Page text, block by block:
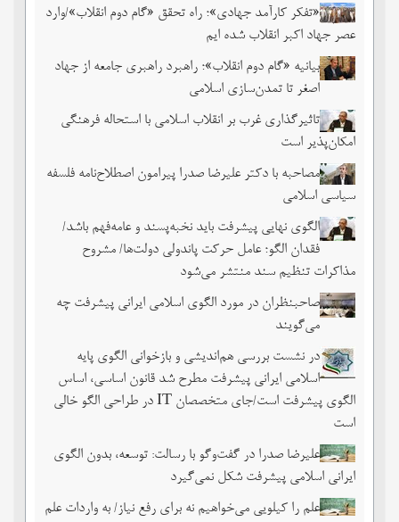
«تفکر کارآمد جهادی»؛ راه تحقق «گام دوم انقلاب»/وارد
عصر جهاد اکبر انقلاب شده ایم
بیانیه «گام دوم انقلاب»؛ راهبرد راهبری جامعه از جهاد
اصغر تا تمدن‌سازی اسلامی
تاثیرگذاری غرب بر انقلاب اسلامی با استحاله فرهنگی
امکان‌پذیر است
مصاحبه با دکتر علیرضا صدرا پیرامون اصطلاح‌نامه فلسفه
سیاسی اسلامی
الگوی نهایی پیشرفت باید نخبه‌پسند و عامه‌فهم باشد/
فقدان الگو؛ عامل حرکت پاندولی دولت‌ها/ مشروح
مذاکرات تنظیم سند منتشر می‌شود
صاحبنظران در مورد الگوی اسلامی ایرانی پیشرفت چه
می‌گویند
در نشست بررسی هم‌اندیشی و بازخوانی الگوی پایه
اسلامی ایرانی پیشرفت مطرح شد قانون اساسی، اساس
الگوی پیشرفت است/جای متخصصان IT در طراحی الگو خالی
است
علیرضا صدرا در گفت‌وگو با رسالت: توسعه، بدون الگوی
ایرانی اسلامی پیشرفت شکل نمی‌گیرد
علم را کیلویی می‌خواهیم نه برای رفع نیاز/ به واردات علم